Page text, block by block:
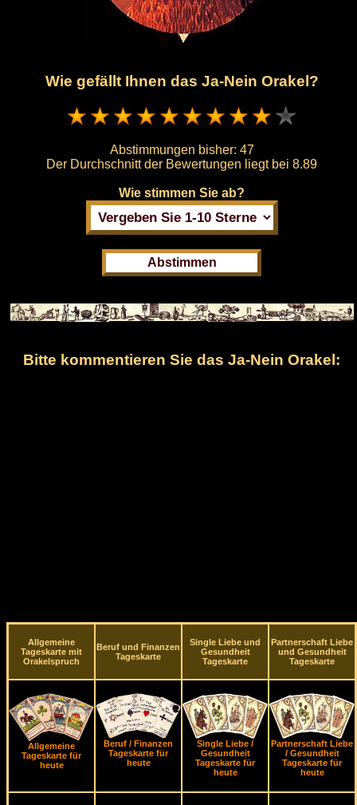
Wie gefällt Ihnen das Ja-Nein Orakel?
Abstimmungen bisher: 47
Der Durchschnitt der Bewertungen liegt bei 8.89
Wie stimmen Sie ab?
Bitte kommentieren Sie das Ja-Nein Orakel:
Allgemeine
Tageskarte mit
Orakelspruch
Beruf und Finanzen
Tageskarte
Single Liebe und
Gesundheit
Tageskarte
Partnerschaft Liebe
und Gesundheit
Tageskarte
Allgemeine
Tageskarte für
heute
Beruf / Finanzen
Tageskarte für
heute
Single Liebe /
Gesundheit
Tageskarte für
heute
Partnerschaft Liebe
/ Gesundheit
Tageskarte für
heute